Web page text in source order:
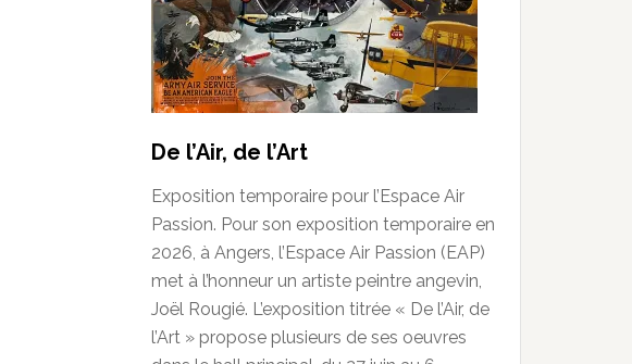
De l’Air, de l’Art
Exposition temporaire pour l’Espace Air
Passion. Pour son exposition temporaire en
2026, à Angers, l’Espace Air Passion (EAP)
met à l’honneur un artiste peintre angevin,
Joël Rougié. L’exposition titrée « De l’Air, de
l’Art » propose plusieurs de ses oeuvres